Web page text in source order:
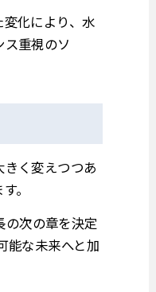
化により、水
重視のソ
く変えつつあ
。
の次の章を決定
能な未来へと加